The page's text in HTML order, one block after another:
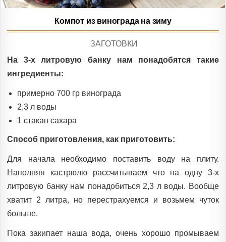
Компот из винограда на зиму
POSTED
ЗАГОТОВКИ
На 3-х литровую банку нам понадобятся такие
ингредиенты:
примерно 700 гр винограда
2,3 л воды
1 стакан сахара
Способ приготовления, как приготовить:
Для начала необходимо поставить воду на плиту.
Наполняя кастрюлю рассчитываем что на одну 3-х
литровую банку нам понадобиться 2,3 л воды. Вообще
хватит 2 литра, но перестрахуемся и возьмем чуток
больше.
Пока закипает наша вода, очень хорошо промываем